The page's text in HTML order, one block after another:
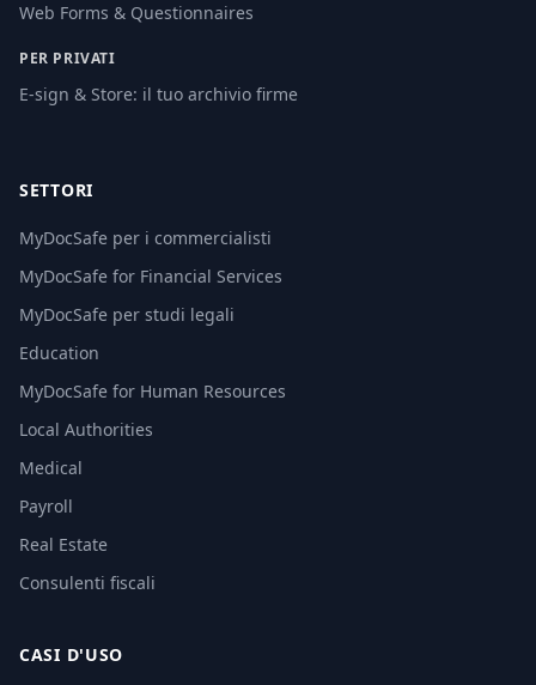
Web Forms & Questionnaires
PER PRIVATI
E-sign & Store: il tuo archivio firme
SETTORI
MyDocSafe per i commercialisti
MyDocSafe for Financial Services
MyDocSafe per studi legali
Education
MyDocSafe for Human Resources
Local Authorities
Medical
Payroll
Real Estate
Consulenti fiscali
CASI D'USO